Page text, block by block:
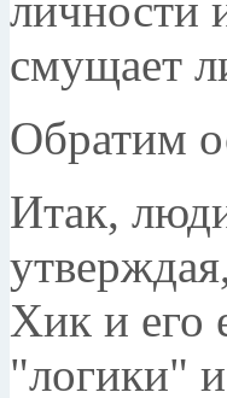
смущает
Обратим
Итак,
Хик и его
"логики"